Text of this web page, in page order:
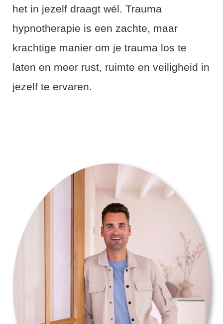
het in jezelf draagt wél. Trauma
hypnotherapie is een zachte, maar
krachtige manier om je trauma los te
laten en meer rust, ruimte en veiligheid in
jezelf te ervaren.